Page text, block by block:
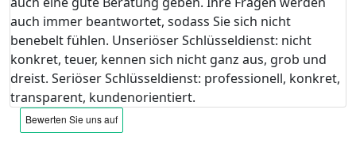
auch immer beantwortet, sodass Sie sich nicht
benebelt fühlen. Unseriöser Schlüsseldienst: nicht
konkret, teuer, kennen sich nicht ganz aus, grob und
dreist. Seriöser Schlüsseldienst: professionell, konkret,
transparent, kundenorientiert.